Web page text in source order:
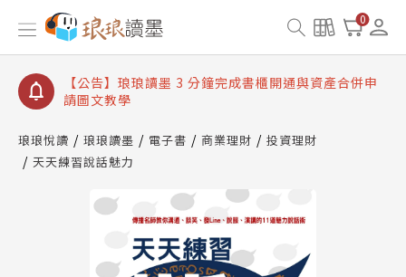
0
【公告】琅琅讀墨數位閱讀資產合併與書櫃開通申請
【公告】琅琅讀墨書櫃開通常見問題
【公告】琅琅讀墨 3 分鐘完成書櫃開通與資產合併申
請圖文教學
查詢
【公告】琅琅讀墨數位閱讀資產合併與書櫃開通申請
琅琅悅讀 琅琅讀墨 電子書 商業理財
投資理財
天天練習說話魅力